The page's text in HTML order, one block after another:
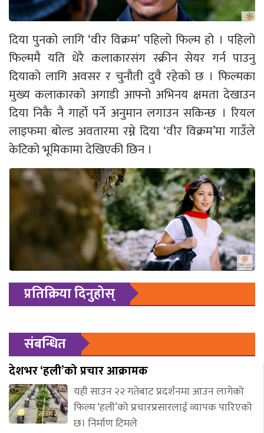
दिया पुनको लागि ‘वीर विक्रम’ पहिलो फिल्म हो । पहिलो
फिल्ममै यति धेरै कलाकारसंग स्क्रीन सेयर गर्न पाउनु
दियाको लागि अवसर र चुनौती दुवै रहेको छ । फिल्मका
मुख्य कलाकारको अगाडी आफ्नो अभिनय क्षमता देखाउन
दिया निकै नै गार्हो पर्ने अनुमान लगाउन सकिन्छ । रियल
लाइफमा बोल्ड अवतारमा रम्ने दिया ‘वीर विक्रम’मा गाउँले
केटिको भूमिकामा देखिएकी छिन ।
प्रतिक्रिया दिनुहोस्
संबन्धित
देशभर ‘हली’को प्रचार आक्रामक
यही साउन २२ गतेबाट प्रदर्शनमा आउन लागेको
फिल्म ‘हली’को प्रचारप्रसारलाई व्यापक पारिएको
छ। निर्माण टिमले